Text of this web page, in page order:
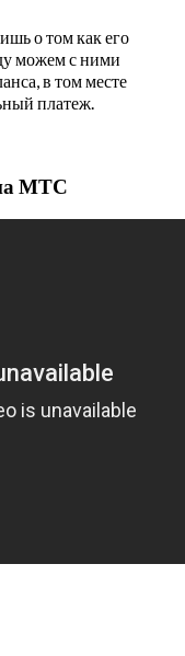
о том как его
можем с ними
в том месте
платеж.
МТС